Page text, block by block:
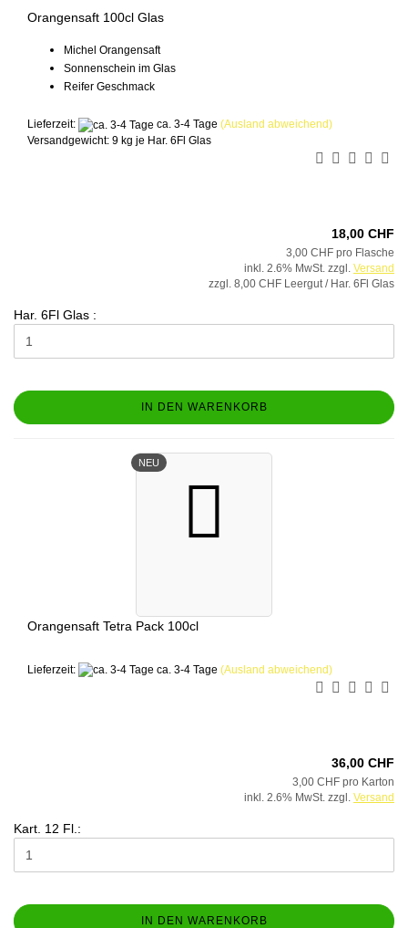
Orangensaft 100cl Glas
Michel Orangensaft
Sonnenschein im Glas
Reifer Geschmack
Lieferzeit: ca. 3-4 Tage (Ausland abweichend)
Versandgewicht: 9 kg je Har. 6Fl Glas
18,00 CHF
3,00 CHF pro Flasche
inkl. 2.6% MwSt. zzgl. Versand
zzgl. 8,00 CHF Leergut / Har. 6Fl Glas
Har. 6Fl Glas :
IN DEN WARENKORB
NEU
Orangensaft Tetra Pack 100cl
Lieferzeit: ca. 3-4 Tage (Ausland abweichend)
36,00 CHF
3,00 CHF pro Karton
inkl. 2.6% MwSt. zzgl. Versand
Kart. 12 Fl.:
IN DEN WARENKORB